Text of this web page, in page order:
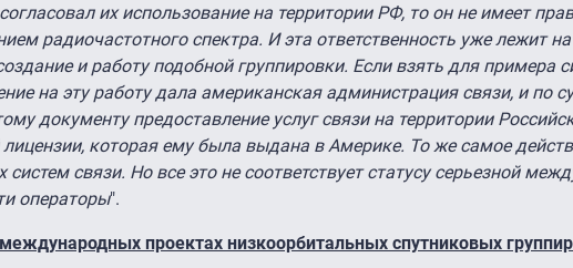
их использование на территории РФ, то он не имеет
радиочастотного спектра. И эта ответственность уже лежит
и работу подобной группировки. Если взять для примера
на эту работу дала американская администрация связи, и по
документу предоставление услуг связи на территории
лицензии, которая ему была выдана в Америке. То же самое
систем связи. Но все это не соответствует статусу серьезной
операторы".
проектах низкоорбитальных спутниковых